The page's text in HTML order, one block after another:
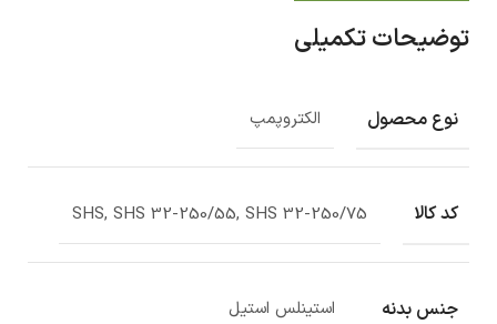
توضیحات تکمیلی
نوع محصول الکتروپمپ
کد کالا SHS, SHS 32-250/55, SHS 32-250/75
جنس بدنه استینلس استیل